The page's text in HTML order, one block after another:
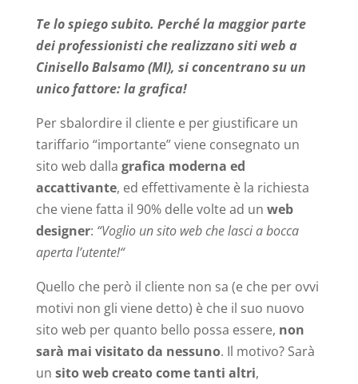
Te lo spiego subito. Perché la maggior parte
dei professionisti che realizzano siti web a
Cinisello Balsamo (MI), si concentrano su un
unico fattore: la grafica!
Per sbalordire il cliente e per giustificare un
tariffario “importante” viene consegnato un
sito web dalla grafica moderna ed
accattivante, ed effettivamente è la richiesta
che viene fatta il 90% delle volte ad un web
designer: “Voglio un sito web che lasci a bocca
aperta l’utente!“
Quello che però il cliente non sa (e che per ovvi
motivi non gli viene detto) è che il suo nuovo
sito web per quanto bello possa essere, non
sarà mai visitato da nessuno. Il motivo? Sarà
un sito web creato come tanti altri,